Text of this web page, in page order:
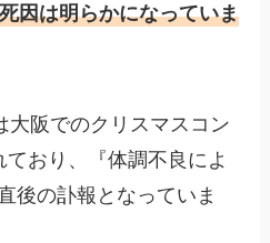
因は明らかになっていま
大阪でのクリスマスコン
おり、『体調不良によ
後の訃報となっていま